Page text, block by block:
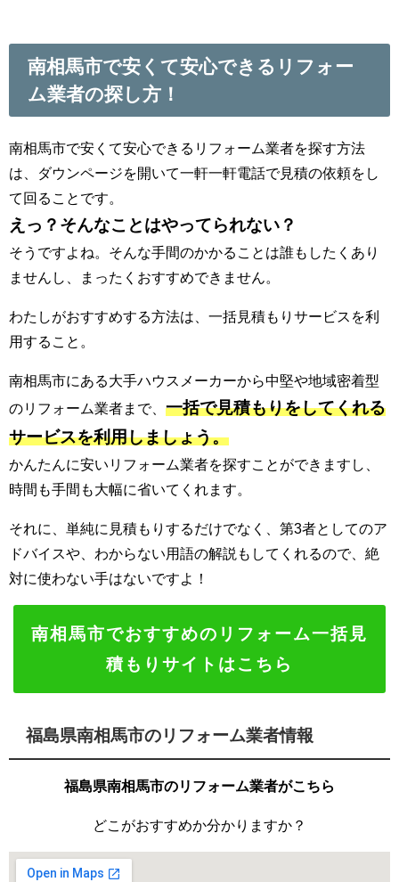
南相馬市で安くて安心できるリフォー
ム業者の探し方！
南相馬市で安くて安心できるリフォーム業者を探す方法
は、ダウンページを開いて一軒一軒電話で見積の依頼をし
て回ることです。
えっ？そんなことはやってられない？
そうですよね。そんな手間のかかることは誰もしたくあり
ませんし、まったくおすすめできません。
わたしがおすすめする方法は、一括見積もりサービスを利
用すること。
南相馬市にある大手ハウスメーカーから中堅や地域密着型
のリフォーム業者まで、 一括で見積もりをしてくれる
サービスを利用しましょう。
かんたんに安いリフォーム業者を探すことができますし、
時間も手間も大幅に省いてくれます。
それに、単純に見積もりするだけでなく、第3者としてのア
ドバイスや、わからない用語の解説もしてくれるので、絶
対に使わない手はないですよ！
南相馬市でおすすめのリフォーム一括見
積もりサイトはこちら
福島県南相馬市のリフォーム業者情報
福島県南相馬市のリフォーム業者がこちら
どこがおすすめか分かりますか？